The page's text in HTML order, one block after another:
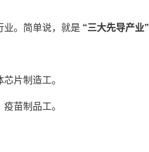
业。简单说，就是 “三大先导产业”
片制造工。
苗制品工。